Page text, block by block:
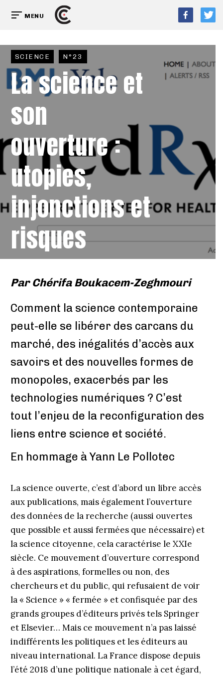
MENU
SCIENCE N°23
La science et
son
ouverture :
utopies,
injonctions et
risques
ParChérifa Boukacem-Zeghmouri
Comment la science contemporaine
peut-elle se libérer des carcans du
marché, des inégalités d’accès aux
savoirs et des nouvelles formes de
monopoles, exacerbés par les
technologies numériques ? C’est
tout l’enjeu de la reconfiguration des
liens entre science et société.
En hommage à Yann Le Pollotec
La science ouverte, c’est d’abord un libre accès
aux publications, mais également l’ouverture
des données de la recherche (aussi ouvertes
que possible et aussi fermées que nécessaire) et
la science citoyenne, cela caractérise le XXIe
siècle. Ce mouvement d’ouverture correspond
à des aspirations, formelles ou non, des
chercheurs et du public, qui refusaient de voir
la « Science » « fermée » et confisquée par des
grands groupes d’éditeurs privés tels Springer
et Elsevier… Mais ce mouvement n’a pas laissé
indifférents les politiques et les éditeurs au
niveau international. La France dispose depuis
l’été 2018 d’une politique nationale à cet égard,